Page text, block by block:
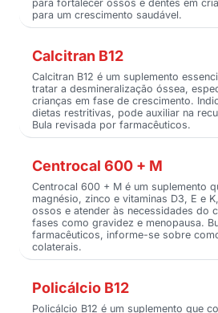
para fortalecer ossos e dentes em
para um crescimento saudável.
Calcitran B12
Calcitran B12 é um suplemento
tratar a desmineralização óssea,
crianças em fase de crescimento.
dietas restritivas, pode auxiliar na
Bula revisada por farmacêuticos.
Centrocal 600 + M
Centrocal 600 + M é um suplemento
magnésio, zinco e vitaminas D3, E e
ossos e atender às necessidades do
fases como gravidez e menopausa.
farmacêuticos, informe-se sobre
colaterais.
Policálcio B12
Policálcio B12 é um suplemento que